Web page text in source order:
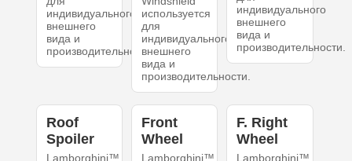
индивидуального
внешнего
вида и
производительности.
используется
для
индивидуального
внешнего
вида и
производительности.
индивидуального
внешнего
вида и
производительности.
Roof
Spoiler
Lamborghini™
Front
Wheel
Lamborghini™
F. Right
Wheel
Lamborghini™